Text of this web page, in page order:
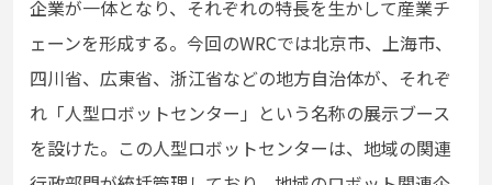
企業が⼀体となり、それぞれの特⻑を⽣かして産業チ
ェーンを形成する。今回のWRCでは北京市、上海市、
四川省、広東省、浙江省などの地⽅⾃治体が、それぞ
れ「⼈型ロボットセンター」という名称の展⽰ブース
を設けた。この⼈型ロボットセンターは、地域の関連